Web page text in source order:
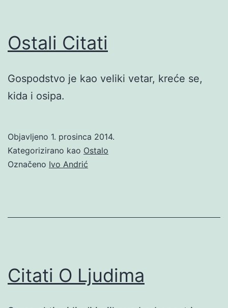
Ostali Citati
Gospodstvo je kao veliki vetar, kreće se,
kida i osipa.
Objavljeno 1. prosinca 2014.
Kategorizirano kao Ostalo
Označeno Ivo Andrić
Citati O Ljudima